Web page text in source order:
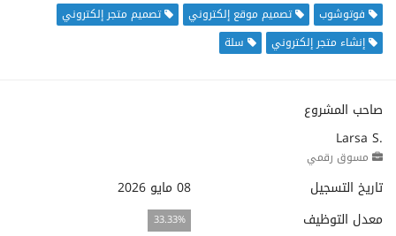
فوتوشوب تصميم موقع إلكتروني
تصميم متجر إلكتروني
إنشاء متجر إلكتروني
سلة
صاحب المشروع
Larsa S.
مسوق رقمي
تاريخ التسجيل
08 مايو 2026
معدل التوظيف
33.33%